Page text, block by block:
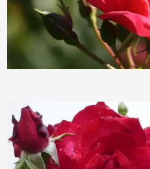
BettinaF